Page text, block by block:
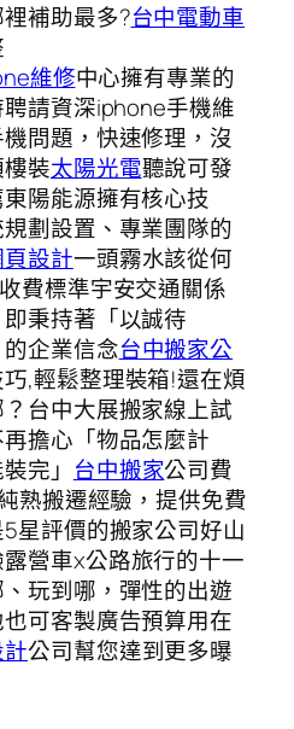
補助最多?台中電動車
維修中心擁有專業的
請資深iphone手機維
問題，快速修理，沒
裝太陽光電聽說可發
陽能源擁有核心技
劃設置、專業團隊的
設計一頭霧水該從何
費標準宇安交通關係
秉持著「以誠待
企業信念台中搬家公
,輕鬆整理裝箱!還在煩
台中大展搬家線上試
擔心「物品怎麼計
完」 台中搬家公司費
熟搬遷經驗，提供免費
星評價的搬家公司好山
營車x公路旅行的十一
玩到哪，彈性的出遊
可客製廣告預算用在
公司幫您達到更多曝